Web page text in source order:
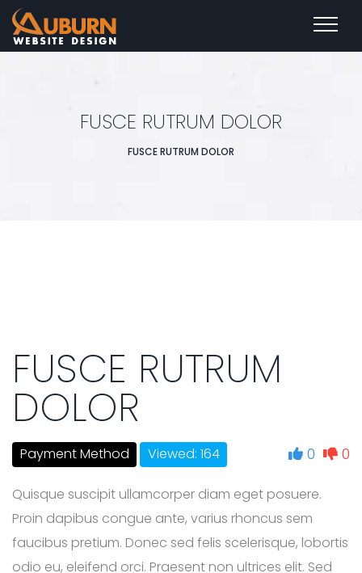
FUSCE RUTRUM DOLOR
FUSCE RUTRUM DOLOR
FUSCE RUTRUM
DOLOR
Payment Method Viewed: 164 0 0
Quisque suscipit ullamcorper diam eget posuere.
Proin dapibus congue ante, varius rhoncus sem
faucibus pretium. Donec sed felis scelerisque, lobortis
odio eu, eleifend orci. Praesent non ultrices elit. Sed